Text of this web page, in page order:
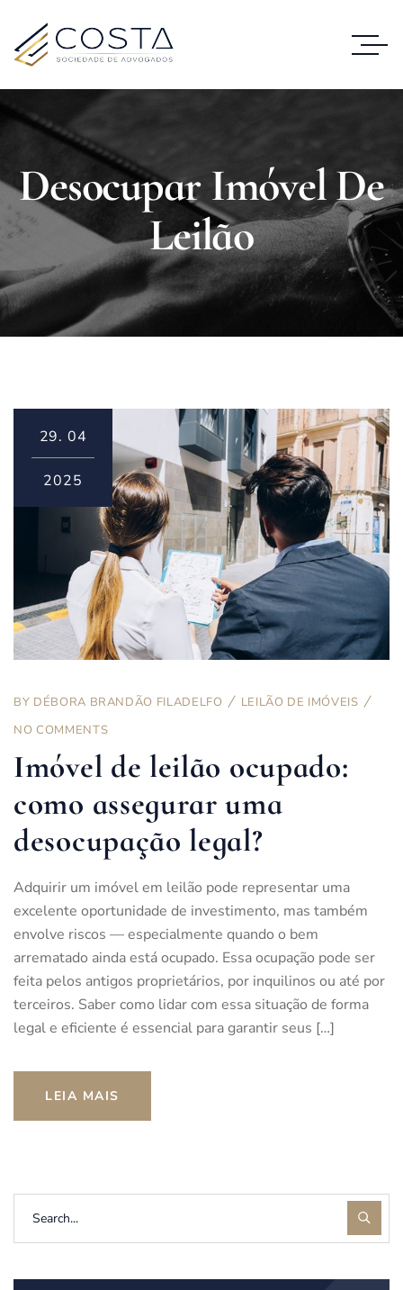
Desocupar Imóvel De
Leilão
29. 04
2025
BY DÉBORA BRANDÃO FILADELFO
LEILÃO DE IMÓVEIS
NO COMMENTS
Imóvel de leilão ocupado:
como assegurar uma
desocupação legal?
Adquirir um imóvel em leilão pode representar uma
excelente oportunidade de investimento, mas também
envolve riscos — especialmente quando o bem
arrematado ainda está ocupado. Essa ocupação pode ser
feita pelos antigos proprietários, por inquilinos ou até por
terceiros. Saber como lidar com essa situação de forma
legal e eficiente é essencial para garantir seus […]
LEIA MAIS